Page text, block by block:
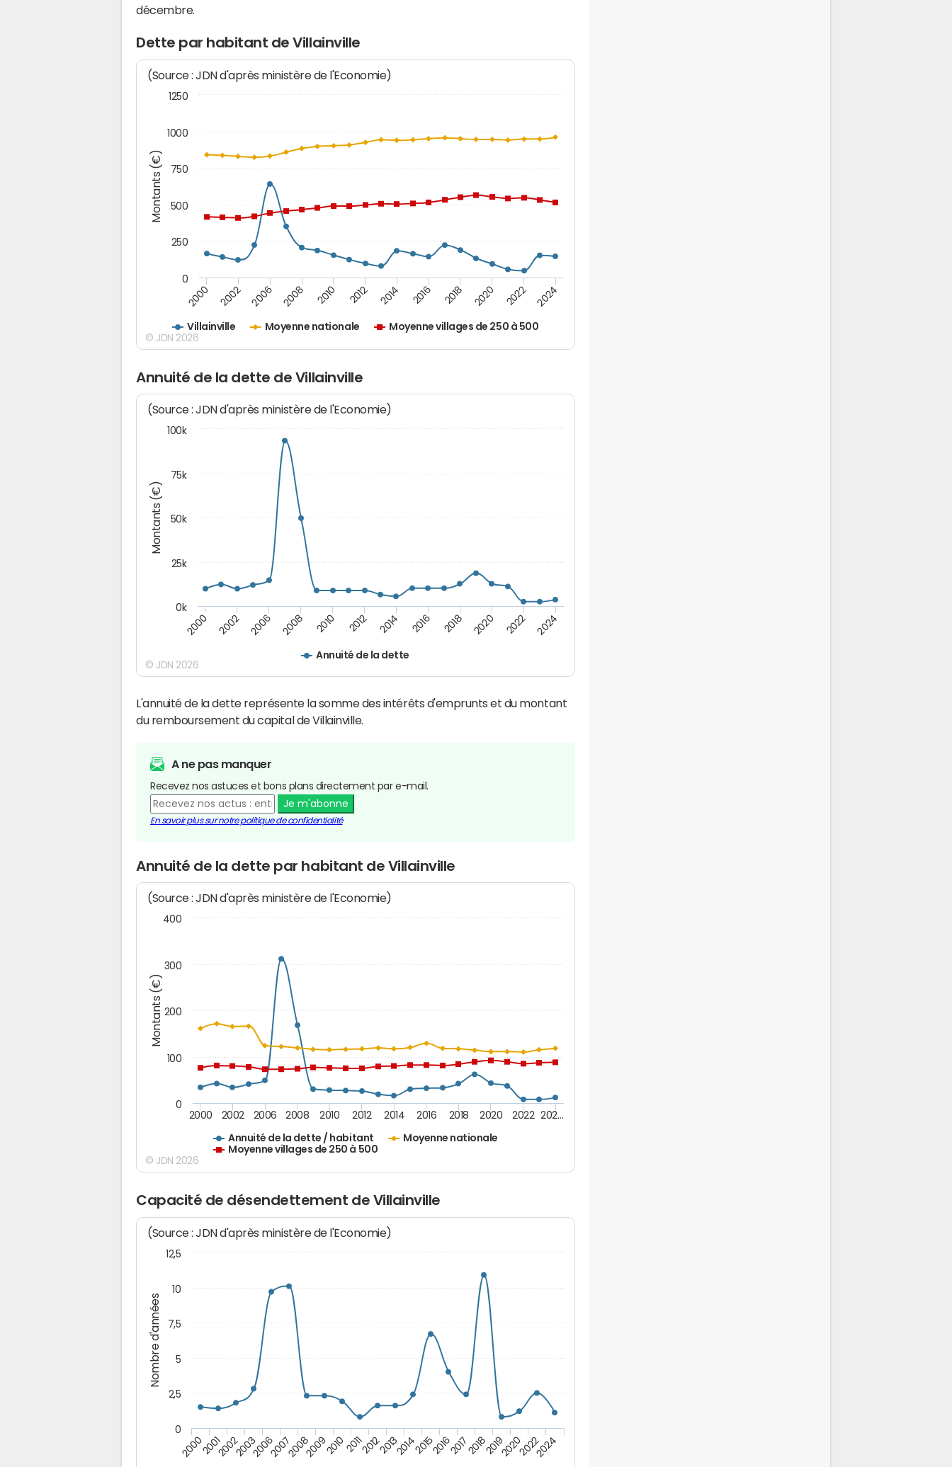
décembre.
Dette par habitant de Villainville
Montants (€)
(Source : JDN d'après ministère de l'Economie)
Villainville Moyenne nationale Moyenne villages de 250 à 500
2000 2002 2006 2008 2010 2012 2014 2016 2018 2020 2022 2024
0
250
500
750
1000
1250
© JDN 2026
Annuité de la dette de Villainville
Montants (€)
(Source : JDN d'après ministère de l'Economie)
Annuité de la dette
2000 2002 2006 2008 2010 2012 2014 2016 2018 2020 2022 2024
0k
25k
50k
75k
100k
© JDN 2026
L'annuité de la dette représente la somme des intérêts d'emprunts et du montant
du remboursement du capital de Villainville.
A ne pas manquer
Recevez nos astuces et bons plans directement par e-mail.
Je m'abonne
En savoir plus sur notre politique de confidentialité
Annuité de la dette par habitant de Villainville
Montants (€)
(Source : JDN d'après ministère de l'Economie)
Annuité de la dette / habitant
Moyenne nationale
Moyenne villages de 250 à 500
2000 2002 2006 2008 2010 2012 2014 2016 2018 2020 2022 202…
0
100
200
300
400
© JDN 2026
Capacité de désendettement de Villainville
Nombre d'années
(Source : JDN d'après ministère de l'Economie)
200020012002200320062007200820092010201120122013201420152016201720182019202020222024
0
2,5
5
7,5
10
12,5